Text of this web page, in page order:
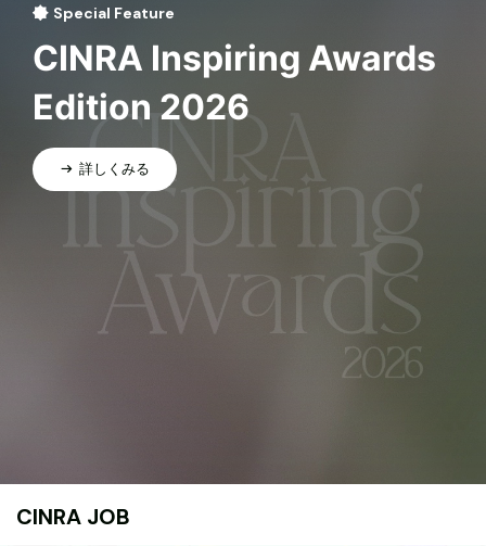
Special Feature
CINRA Inspiring Awards
Edition 2026
詳しくみる
CINRA JOB